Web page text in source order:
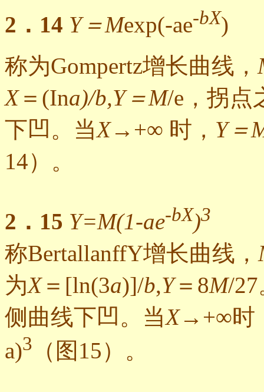
2．14 Y＝Mexp(-ae-bX)
称为Gompertz增长曲线，
X＝(Ina)/b,Y＝M/e，拐点
下凹。当X→+∞ 时， Y＝
14）。
2．15 Y=M(1-ae-bX)3
称BertallanffY增长曲线，
为X＝[ln(3a)]/b,Y＝8M/
侧曲线下凹。当X→+∞时
a)3 （图15）。